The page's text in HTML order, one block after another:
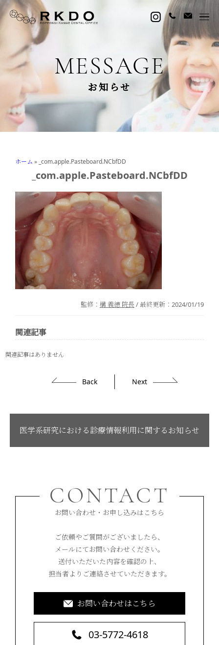
MESSAGE
お知らせ
ホーム » _com.apple.Pasteboard.NCbfDD
_com.apple.Pasteboard.NCbfDD
監修： 構 義徳 院長 / 最終更新： 2024/01/19
関連記事
関連記事はありません
Back Next
医学系研究における診療情報利用に関するお知らせ
CONTACT
お問い合わせ・お申し込みはこちら
ご依頼やご質問がございましたら、
メールにてお問い合わせください。
送付いただいた内容を確認の上、
担当者よりご連絡させていただきます。
お問い合わせはこちら
03-5772-4618